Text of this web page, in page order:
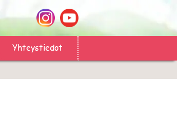
Yhteystiedot